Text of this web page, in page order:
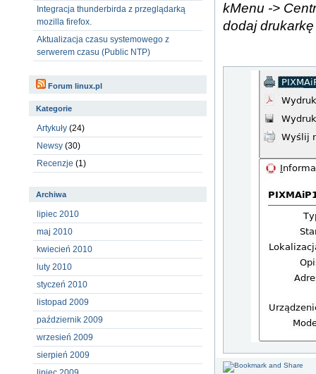
kMenu ->
dodaj drukarkę
Integracja thunderbirda z przeglądarką
mozilla firefox.
Aktualizacja czasu systemowego z
serwerem czasu (Public NTP)
Forum linux.pl
Kategorie
Artykuły (24)
Newsy (30)
Recenzje (1)
Archiwa
lipiec 2010
maj 2010
kwiecień 2010
luty 2010
styczeń 2010
listopad 2009
październik 2009
wrzesień 2009
sierpień 2009